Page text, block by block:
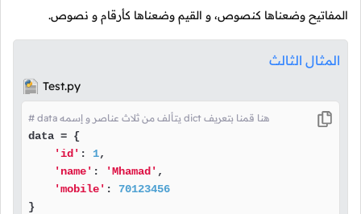
المفاتيح وضعناها كنصوص، و القيم وضعناها كأرقام و نصوص.
المثال الثالث
Test.py
# data يتألف من ثلاث عناصر و إسمه dict هنا قمنا بتعريف
data = {
'id' : 1,
'name' : 'Mhamad' ,
'mobile' : 70123456
}